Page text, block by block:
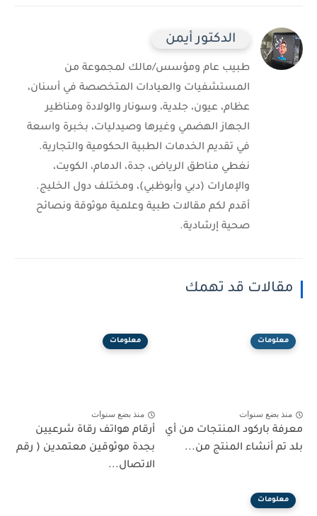
الدكتور أيمن
طبيب عام ومؤسس/مالك لمجموعة من
المستشفيات والعيادات المتخصصة في أسنان،
عظام، عيون، جلدية، وسونار والولادة ومناظير
الجهاز الهضمي وغيرها وصيدليات، بخبرة واسعة
في تقديم الخدمات الطبية الحكومية والتجارية.
نغطي مناطق الرياض، جدة، الدمام، الكويت،
والإمارات (دبي وأبوظبي)، ومختلف دول الخليج.
أقدم لكم مقالات طبية وعلمية موثوقة ونصائح
صحية إرشادية.
مقالات قد تهمك
معلومات
منذ بضع سنوات
معرفة باركود المنتجات من أي
بلد تم أنشاء المنتج من...
معلومات
منذ بضع سنوات
أرقام هواتف رقاة شرعيين
بجدة موثوقين معتمدين ( رقم
الاتصال...
معلومات